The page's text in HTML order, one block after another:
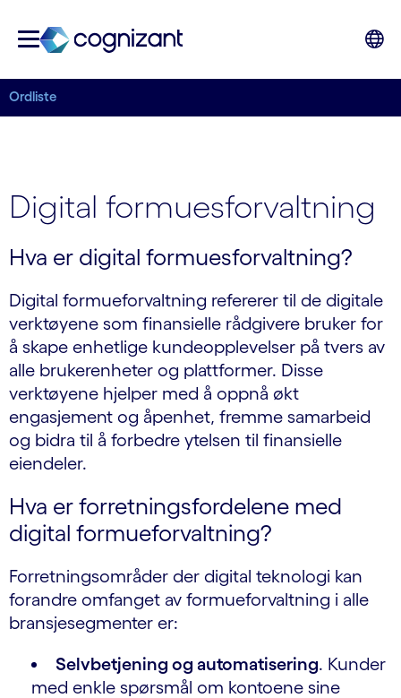
Ordliste
Digital formuesforvaltning
Hva er digital formuesforvaltning?
Digital formueforvaltning refererer til de digitale
verktøyene som finansielle rådgivere bruker for
å skape enhetlige kundeopplevelser på tvers av
alle brukerenheter og plattformer. Disse
verktøyene hjelper med å oppnå økt
engasjement og åpenhet, fremme samarbeid
og bidra til å forbedre ytelsen til finansielle
eiendeler.
Hva er forretningsfordelene med
digital formueforvaltning?
Forretningsområder der digital teknologi kan
forandre omfanget av formueforvaltning i alle
bransjesegmenter er:
Selvbetjening og automatisering. Kunder
med enkle spørsmål om kontoene sine